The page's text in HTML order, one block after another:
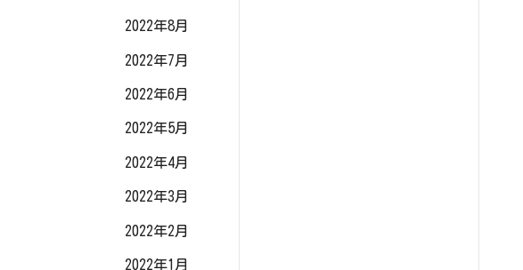
2022年8月
2022年7月
2022年6月
2022年5月
2022年4月
2022年3月
2022年2月
2022年1月